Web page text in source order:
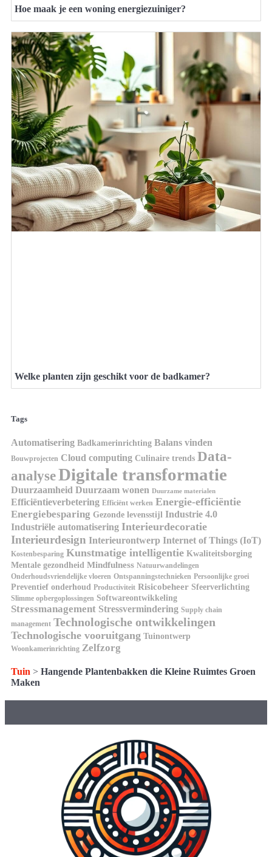
Hoe maak je een woning energiezuiniger?
Welke planten zijn geschikt voor de badkamer?
Tags
Automatisering Badkamerinrichting Balans vinden
Bouwprojecten Cloud computing Culinaire trends Data-
analyseDigitale transformatie
Duurzaamheid Duurzaam wonen Duurzame materialen
Efficiëntieverbetering Efficiënt werken Energie-efficiëntie
Energiebesparing Gezonde levensstijl Industrie 4.0
Industriële automatisering Interieurdecoratie
Interieurdesign Interieurontwerp Internet of Things (IoT)
Kostenbesparing Kunstmatige intelligentie Kwaliteitsborging
Mentale gezondheid Mindfulness Natuurwandelingen
Onderhoudsvriendelijke vloeren Ontspanningstechnieken Persoonlijke groei
Preventief onderhoud Productiviteit Risicobeheer Sfeerverlichting
Slimme opbergoplossingen Softwareontwikkeling
Stressmanagement Stressvermindering Supply chain
management Technologische ontwikkelingen
Technologische vooruitgang Tuinontwerp
Woonkamerinrichting Zelfzorg
Tuin > Hangende Plantenbakken die Kleine Ruimtes Groen
Maken